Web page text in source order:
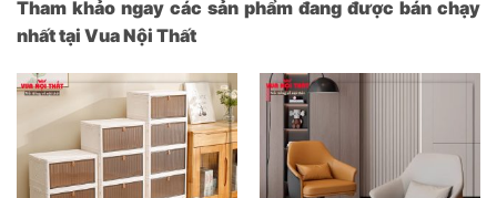
Tham khảo ngay các sản phẩm đang được bán chạy
nhất tại Vua Nội Thất